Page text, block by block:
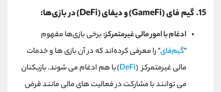
15. گیم‌ فای(GameFi)و دیفای(DeFi)در بازی‌ها:
ادغام با امور مالی غیرمتمرکز:برخی بازی‌ها مفهوم
"گیم‌فای" را معرفی کرده‌اند که در آن بازی‌ ها و خدمات
مالی غیرمتمرکز
(DeFi)
با هم ادغام می ‌شوند. بازیکنان
می ‌توانند با مشارکت در فعالیت‌ های مالی مانند قرض